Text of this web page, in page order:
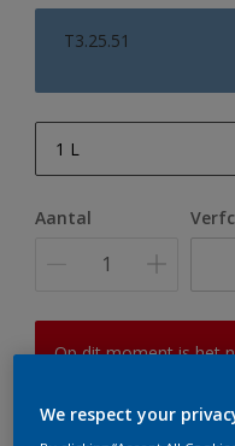
T3.25.51
1 L
10 L
Aantal
Op dit moment is het
er hard aan om de
We respect your